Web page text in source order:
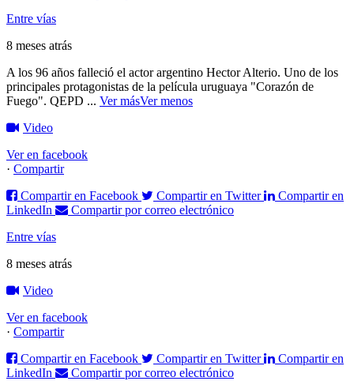
Entre vías
8 meses atrás
A los 96 años falleció el actor argentino Hector Alterio. Uno de los
principales protagonistas de la película uruguaya "Corazón de
Fuego". QEPD ... Ver másVer menos
Video
Ver en facebook
· Compartir
Compartir en Facebook
Compartir en Twitter
Compartir en
LinkedIn
Compartir por correo electrónico
Entre vías
8 meses atrás
Video
Ver en facebook
· Compartir
Compartir en Facebook
Compartir en Twitter
Compartir en
LinkedIn
Compartir por correo electrónico